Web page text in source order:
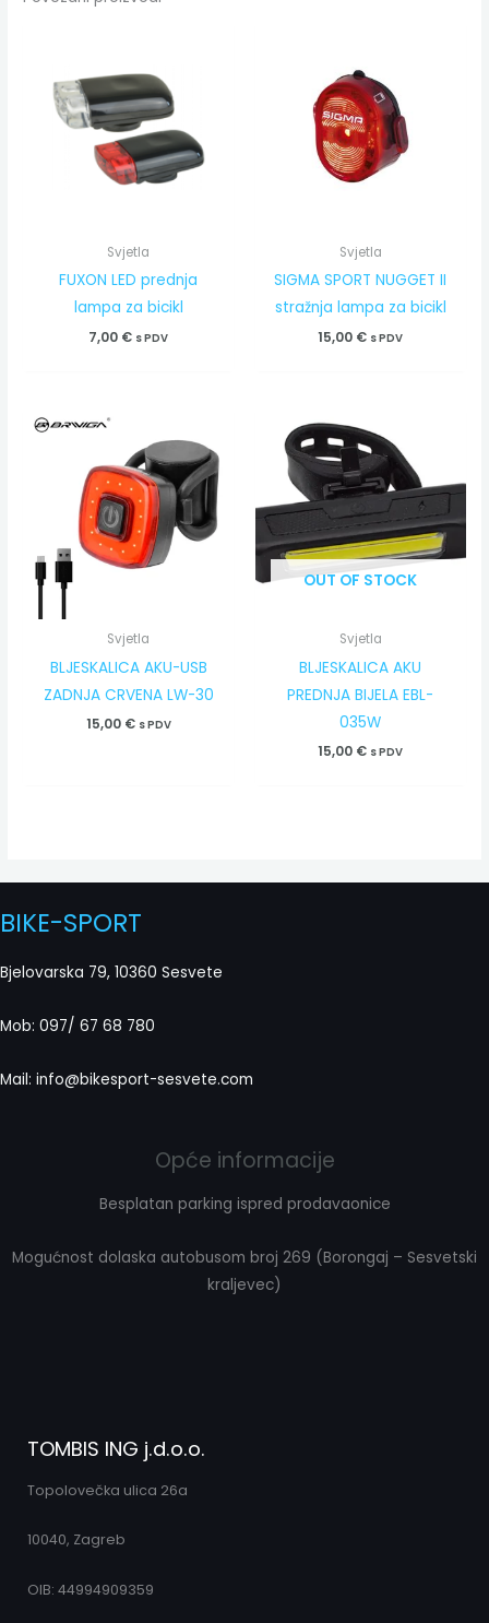
Svjetla
FUXON LED prednja
lampa za bicikl
7,00 € s PDV
Svjetla
SIGMA SPORT NUGGET II
stražnja lampa za bicikl
15,00 € s PDV
Svjetla
BLJESKALICA AKU-USB
ZADNJA CRVENA LW-30
15,00 € s PDV
OUT OF STOCK
Svjetla
BLJESKALICA AKU
PREDNJA BIJELA EBL-
035W
15,00 € s PDV
BIKE-SPORT
Bjelovarska 79, 10360 Sesvete
Mob: 097/ 67 68 780
Mail: info@bikesport-sesvete.com
Opće informacije
Besplatan parking ispred prodavaonice
Mogućnost dolaska autobusom broj 269 (Borongaj – Sesvetski
kraljevec)
TOMBIS ING j.d.o.o.
Topolovečka ulica 26a
10040, Zagreb
OIB: 44994909359